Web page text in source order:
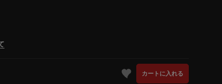
カートに入れる